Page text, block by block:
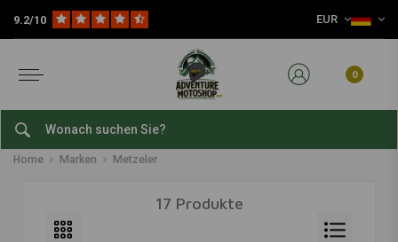
9.2/10 EUR
0
Metzeler
Home Marken Metzeler
17 Produkte